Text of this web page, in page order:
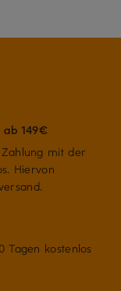
ab 149€
mit der
Hiervon
Tagen kostenlos